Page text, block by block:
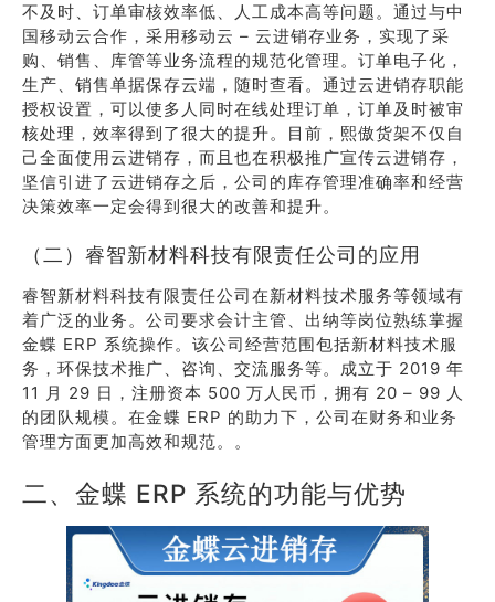
不及时、订单审核效率低、人工成本高等问题。通过与中
国移动云合作，采用移动云 – 云进销存业务，实现了采
购、销售、库管等业务流程的规范化管理。订单电子化，
生产、销售单据保存云端，随时查看。通过云进销存职能
授权设置，可以使多人同时在线处理订单，订单及时被审
核处理，效率得到了很大的提升。目前，熙傲货架不仅自
己全面使用云进销存，而且也在积极推广宣传云进销存，
坚信引进了云进销存之后，公司的库存管理准确率和经营
决策效率一定会得到很大的改善和提升。
（二）睿智新材料科技有限责任公司的应用
睿智新材料科技有限责任公司在新材料技术服务等领域有
着广泛的业务。公司要求会计主管、出纳等岗位熟练掌握
金蝶 ERP 系统操作。该公司经营范围包括新材料技术服
务，环保技术推广、咨询、交流服务等。成立于 2019 年
11 月 29 日，注册资本 500 万人民币，拥有 20 – 99 人
的团队规模。在金蝶 ERP 的助力下，公司在财务和业务
管理方面更加高效和规范。。
二、金蝶 ERP 系统的功能与优势